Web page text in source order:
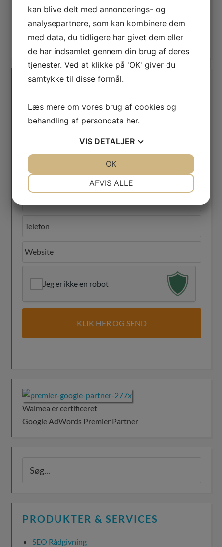
KONTAKT OS
Ring og få en snak på78 76 10 30 eller brug
kontaktformularen
Jeg er ikke en robot
Waimea er certificeret
Google AdWords Premier Partner
PRODUKTER & SERVICES
SEO Rådgivning
kan blive delt med annoncerings- og
analysepartnere, som kan kombinere dem
med data, du tidligere har givet dem eller
de har indsamlet gennem din brug af deres
tjenester. Ved at klikke på 'OK' giver du
samtykke til disse formål.
Læs mere om vores brug af cookies og
behandling af persondata her.
VIS DETALJER
MARKETING STATISTIK
AFVIS ALLE
OK